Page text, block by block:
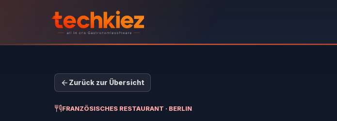
Zurück zur Übersicht
FRANZÖSISCHES RESTAURANT · BERLIN